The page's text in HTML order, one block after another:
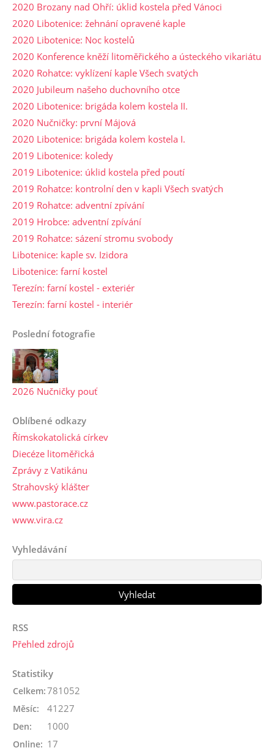
2020 Brozany nad Ohří: úklid kostela před Vánoci
2020 Libotenice: žehnání opravené kaple
2020 Libotenice: Noc kostelů
2020 Konference kněží litoměřického a ústeckého vikariátu
2020 Rohatce: vyklízení kaple Všech svatých
2020 Jubileum našeho duchovního otce
2020 Libotenice: brigáda kolem kostela II.
2020 Nučničky: první Májová
2020 Libotenice: brigáda kolem kostela I.
2019 Libotenice: koledy
2019 Libotenice: úklid kostela před poutí
2019 Rohatce: kontrolní den v kapli Všech svatých
2019 Rohatce: adventní zpívání
2019 Hrobce: adventní zpívání
2019 Rohatce: sázení stromu svobody
Libotenice: kaple sv. Izidora
Libotenice: farní kostel
Terezín: farní kostel - exteriér
Terezín: farní kostel - interiér
Poslední fotografie
2026 Nučničky pouť
Oblíbené odkazy
Římskokatolická církev
Diecéze litoměřická
Zprávy z Vatikánu
Strahovský klášter
www.pastorace.cz
www.vira.cz
Vyhledávání
RSS
Přehled zdrojů
Statistiky
Online: 17
Celkem:781052
Měsíc: 41227
Den: 1000